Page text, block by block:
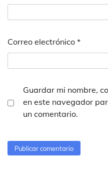
Correo electrónico *
Guardar mi nombre,
en este navegador
un comentario.